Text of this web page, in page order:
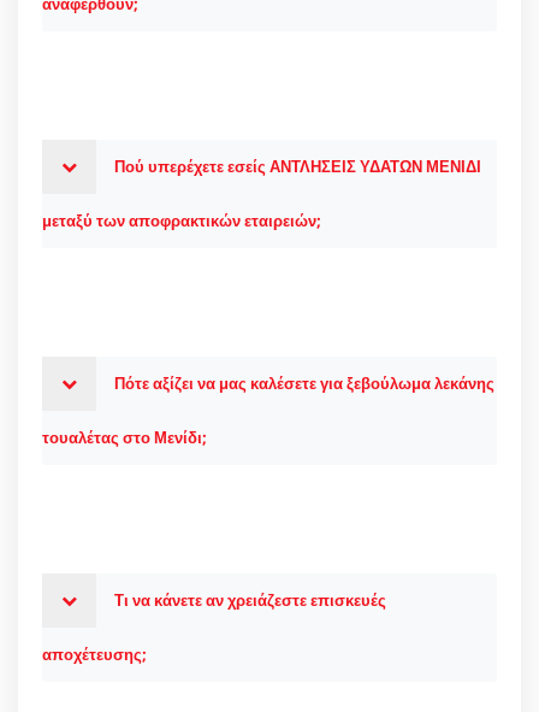
Πού υπερέχετε εσείς ΑΝΤΛΗΣΕΙΣ ΥΔΑΤΩΝ ΜΕΝΙΔΙ
μεταξύ των αποφρακτικών εταιρειών;
Πότε αξίζει να μας καλέσετε για ξεβούλωμα λεκάνης
τουαλέτας στο Μενίδι;
Τι να κάνετε αν χρειάζεστε επισκευές
αποχέτευσης;